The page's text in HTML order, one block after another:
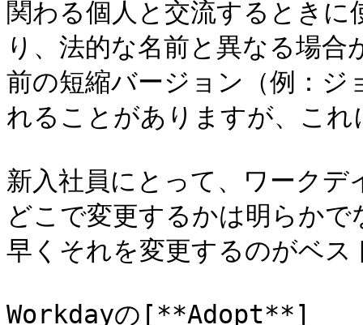
関わる個人と交流するとき
り、法的な名前と異なる場
前の短縮バージョン（例：
れることがありますが、こ
新入社員にとって、ワーク
どこで変更するかは明らか
早くそれを変更するのがベス
Workdayの[**Adopt**]